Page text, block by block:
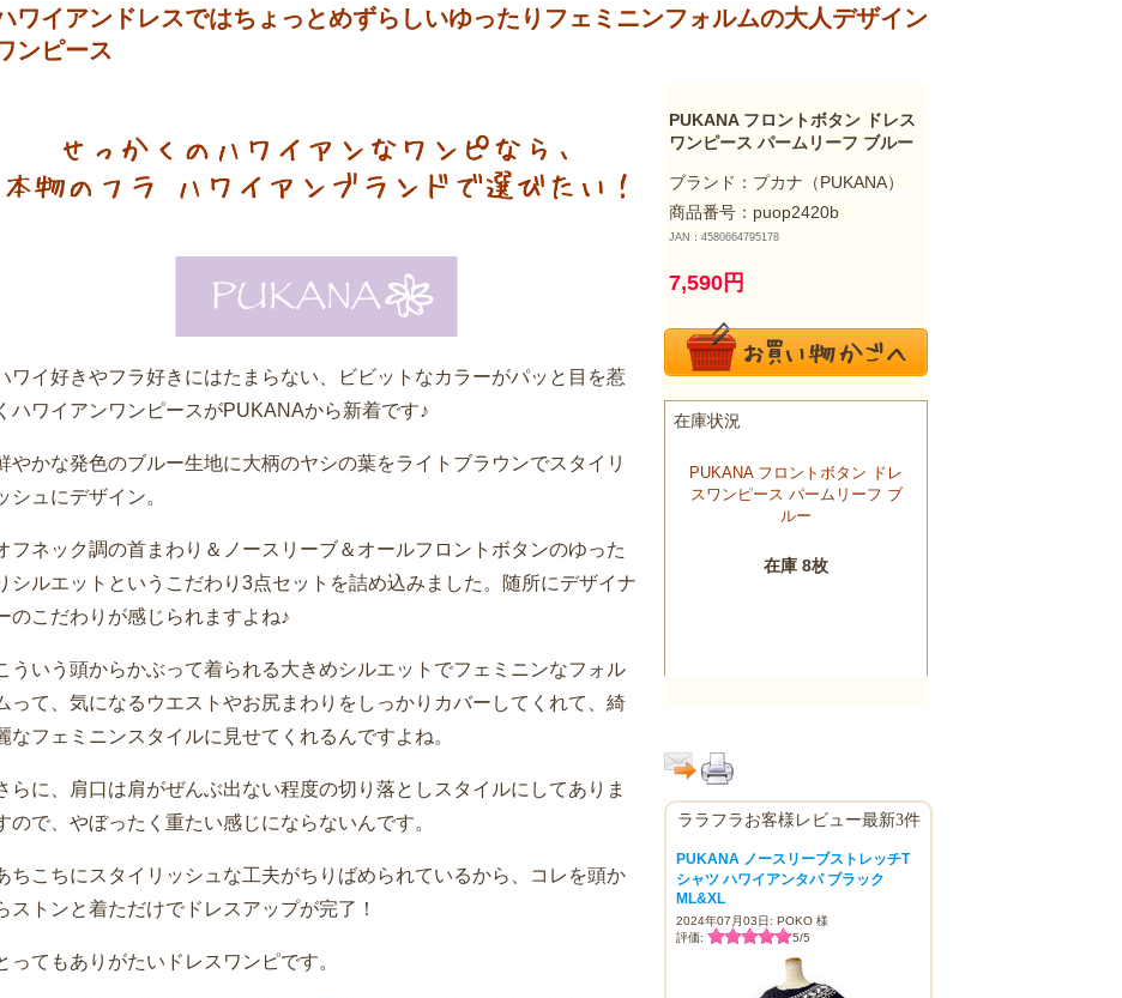
ワイアンドレスではちょっとめずらしいゆったりフェミニンフォルムの大人デザイン
ンピース
ワイ好きやフラ好きにはたまらない、ビビットなカラーがパッと目を惹
ハワイアンワンピースがPUKANAから新着です♪
やかな発色のブルー生地に大柄のヤシの葉をライトブラウンでスタイリ
シュにデザイン。
フネック調の首まわり＆ノースリーブ＆オールフロントボタンのゆった
シルエットというこだわり3点セットを詰め込みました。随所にデザイナ
のこだわりが感じられますよね♪
ういう頭からかぶって着られる大きめシルエットでフェミニンなフォル
って、気になるウエストやお尻まわりをしっかりカバーしてくれて、綺
なフェミニンスタイルに見せてくれるんですよね。
らに、肩口は肩がぜんぶ出ない程度の切り落としスタイルにしてありま
ので、やぼったく重たい感じにならないんです。
ちこちにスタイリッシュな工夫がちりばめられているから、コレを頭か
ストンと着ただけでドレスアップが完了！
ってもありがたいドレスワンピです。
PUKANA フロントボタン ドレス
ワンピース パームリーフ ブルー
ブランド：プカナ（PUKANA）
商品番号：puop2420b
JAN：4580664795178
7,590円
ララフラお客様レビュー最新3件
PUKANA ノースリーブストレッチT
シャツ ハワイアンタパ ブラック
ML&XL
2024年07月03日: POKO 様
評価:
5/5